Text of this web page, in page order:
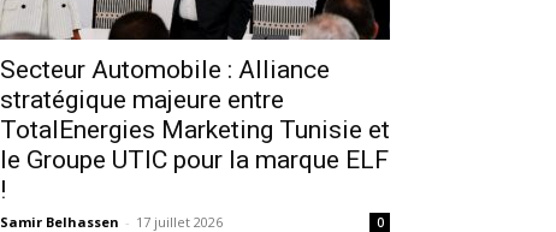
Secteur Automobile : Alliance
stratégique majeure entre
TotalEnergies Marketing Tunisie et
le Groupe UTIC pour la marque ELF
!
Samir Belhassen - 17 juillet 2026 0